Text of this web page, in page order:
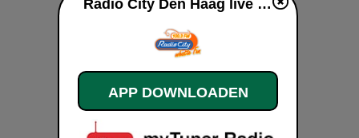
Radio City Den Haag live luisteren
APP DOWNLOADEN